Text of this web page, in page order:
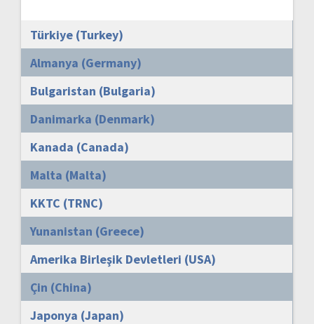
Türkiye (Turkey)
Almanya (Germany)
Bulgaristan (Bulgaria)
Danimarka (Denmark)
Kanada (Canada)
Malta (Malta)
KKTC (TRNC)
Yunanistan (Greece)
Amerika Birleşik Devletleri (USA)
Çin (China)
Japonya (Japan)